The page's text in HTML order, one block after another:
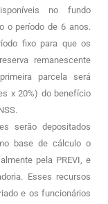
no fundo
o período de 6 anos.
fixo para que os
remanescente
parcela será
x 20%) do benefício
serão depositados
base de cálculo o
pela PREVI, e
Esses recursos
e os funcionários